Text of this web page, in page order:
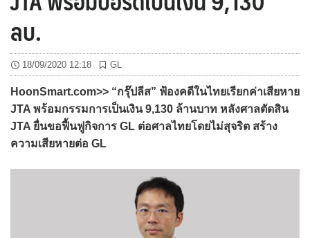
ลบ.
18/09/2020 12:18 GL
HoonSmart.com>> “กรุ๊ปลีส” ฟ้องคดีในไทยเรียกค่าเสียหาย
JTA พร้อมกรรมการเป็นเงิน 9,130 ล้านบาท หลังศาลตัดสิน
JTA ยื่นขอฟื้นฟูกิจการ GL ต่อศาลไทยโดยไม่สุจริต สร้าง
ความเสียหายต่อ GL